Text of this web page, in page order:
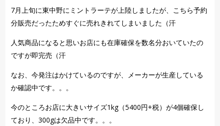
7月上旬に東中野にミントラーテが上陸しましたが、こちら予約
分販売だったためすぐに売れきれてしまいました（汗
人気商品になると思いお店にも在庫確保を数名分おいていたの
ですが即完売（汗
なお、今発注はかけているのですが、メーカーが生産している
か確認中です。。。
今のところお店に大きいサイズ1kg（5400円+税）が4個確保し
ており、300gは欠品中です。。。